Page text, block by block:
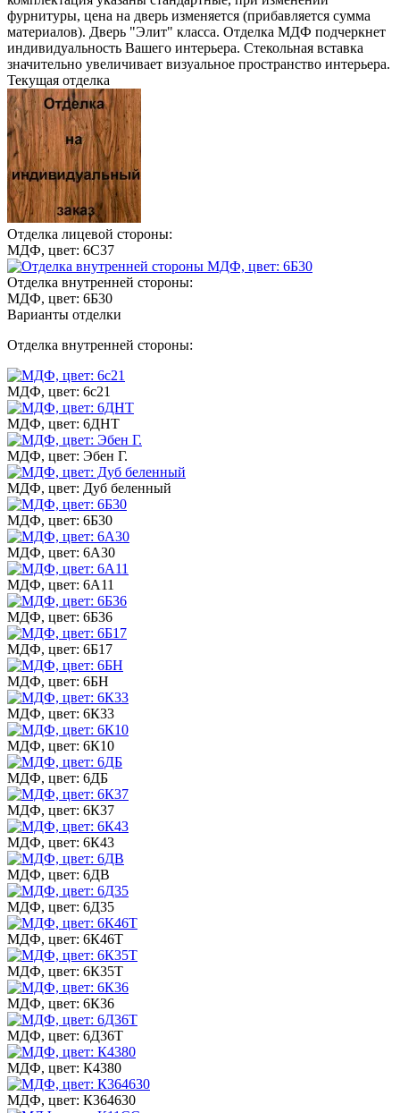
фурнитуры, цена на дверь изменяется (прибавляется сумма
материалов). Дверь "Элит" класса. Отделка МДФ подчеркнет
индивидуальность Вашего интерьера. Стекольная вставка
значительно увеличивает визуальное пространство интерьера.
Текущая отделка
Отделка лицевой стороны:
МДФ, цвет: 6С37
Отделка внутренней стороны:
МДФ, цвет: 6Б30
Варианты отделки
Отделка внутренней стороны:
МДФ, цвет: 6с21
МДФ, цвет: 6ДНТ
МДФ, цвет: Эбен Г.
МДФ, цвет: Дуб беленный
МДФ, цвет: 6Б30
МДФ, цвет: 6А30
МДФ, цвет: 6А11
МДФ, цвет: 6Б36
МДФ, цвет: 6Б17
МДФ, цвет: 6БН
МДФ, цвет: 6К33
МДФ, цвет: 6К10
МДФ, цвет: 6ДБ
МДФ, цвет: 6К37
МДФ, цвет: 6К43
МДФ, цвет: 6ДВ
МДФ, цвет: 6Д35
МДФ, цвет: 6К46Т
МДФ, цвет: 6К35Т
МДФ, цвет: 6К36
МДФ, цвет: 6Д36Т
МДФ, цвет: К4380
МДФ, цвет: К364630